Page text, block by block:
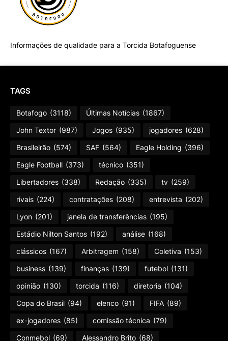
Informações de qualidade para a Torcida Botafoguense
TAGS
Botafogo (3118) Últimas Notícias (1867)
John Textor (987) Jogos (935) jogadores (628)
Brasileirão (574) SAF (564) Eagle Holding (396)
Eagle Football (373) técnico (351)
Libertadores (338) Redação (335) tv (259)
rivais (224) contratações (208) entrevista (202)
Lyon (201) janela de transferências (195)
Estádio Nilton Santos (192) análise (168)
clássicos (167) Arbitragem (158) Coletiva (153)
business (139) finanças (139) futebol (131)
opinião (130) torcida (116) diretoria (104)
Copa do Brasil (94) elenco (91) FIFA (89)
ex-jogadores (85) comissão técnica (79)
Conmebol (69) Alessandro Brito (68)